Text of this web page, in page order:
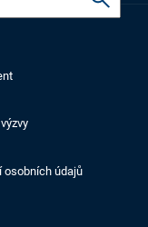
osobních údajů